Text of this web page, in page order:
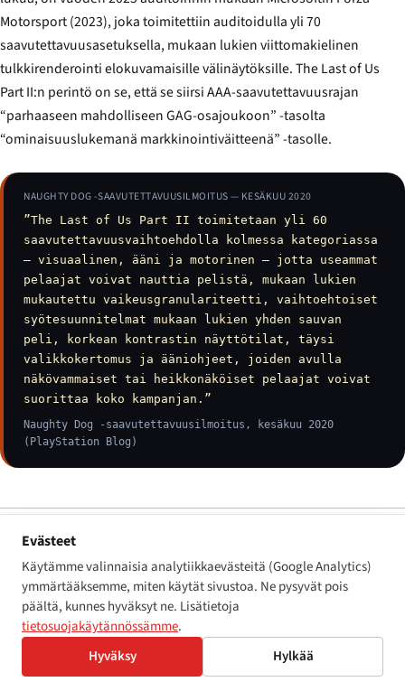
Motorsport(2023), joka toimitettiin auditoidulla yli 70
saavutettavuusasetuksella, mukaan lukien viittomakielinen
tulkkirenderointi elokuvamaisille välinäytöksille.The Last of Us
Part II:n perintö on se, että se siirsi AAA-saavutettavuusrajan
“parhaaseen mahdolliseen GAG-osajoukoon” -tasolta
“ominaisuuslukemanä markkinointiväitteenä” -tasolle.
NAUGHTY DOG -SAAVUTETTAVUUSILMOITUS — KESÄKUU 2020
”The Last of Us Part II toimitetaan yli 60
saavutettavuusvaihtoehdolla kolmessa kategoriassa
— visuaalinen, ääni ja motorinen — jotta useammat
pelaajat voivat nauttia pelistä, mukaan lukien
mukautettu vaikeusgranulariteetti, vaihtoehtoiset
syötesuunnitelmat mukaan lukien yhden sauvan
peli, korkean kontrastin näyttötilat, täysi
valikkokertomus ja ääniohjeet, joiden avulla
näkövammaiset tai heikkonäköiset pelaajat voivat
suorittaa koko kampanjan.”
Naughty Dog -saavutettavuusilmoitus, kesäkuu 2020
(PlayStation Blog)
06 · Alustatoimijoiden ohjelmat — Xbox,
PlayStation, Nintendo
Alustatoimijoiden saavutettavuusohjelmat ovat tehneet
suurimman osan AAA-teollisuuden lattian nostamiseen
tähtäävästä työstä. Microsoftin Xbox Accessibility Guidelines, Xbox
Evästeet
Käytämme valinnaisia analytiikkaevästeitä (Google Analytics)
ymmärtääksemme, miten käytät sivustoa. Ne pysyvät pois
päältä, kunnes hyväksyt ne. Lisätietoja
tietosuojakäytännössämme.
Hyväksy
Hylkää